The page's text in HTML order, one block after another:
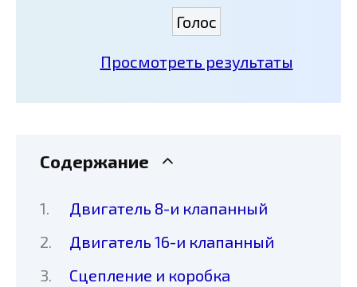
Просмотреть результаты
Содержание
Двигатель 8-и клапанный
Двигатель 16-и клапанный
Сцепление и коробка